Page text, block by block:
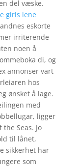
del væske.
girls lene
eskorte
irriterende
noen å
di, og
annonser vart
hos
ønsket å lage.
med
ligger
Seas. Jo
til lånet,
sikkerhet har
som